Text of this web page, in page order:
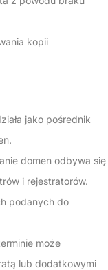
kopii
jako pośrednik
domen odbywa się
i rejestratorów.
podanych do
może
lub dodatkowymi